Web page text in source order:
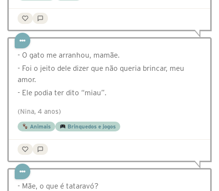
- O gato me arranhou, mamãe.
- Foi o jeito dele dizer que não queria brincar, meu
amor.
- Ele podia ter dito “miau”.
(Nina, 4 anos)
Animais Brinquedos e jogos
- Mãe, o que é tataravó?